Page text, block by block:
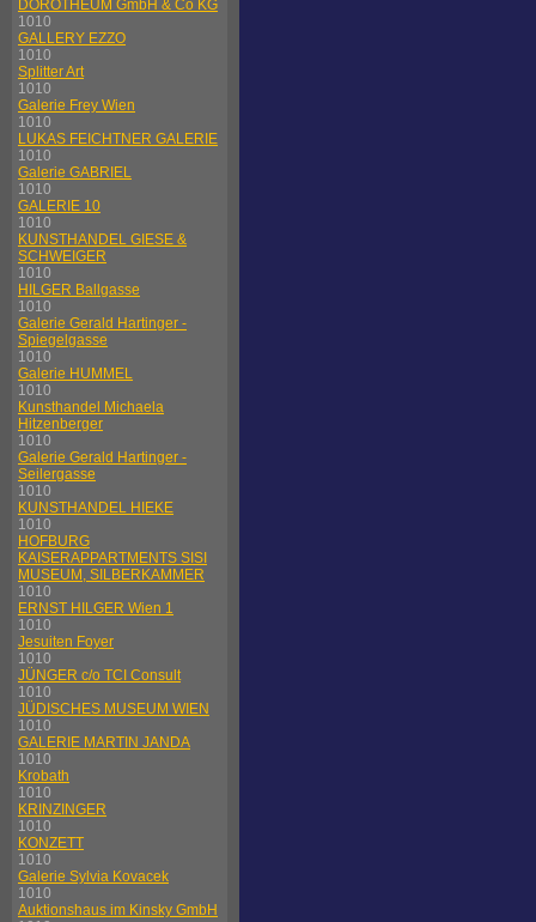
DOROTHEUM GmbH & Co KG
1010
GALLERY EZZO
1010
Splitter Art
1010
Galerie Frey Wien
1010
LUKAS FEICHTNER GALERIE
1010
Galerie GABRIEL
1010
GALERIE 10
1010
KUNSTHANDEL GIESE &
SCHWEIGER
1010
HILGER Ballgasse
1010
Galerie Gerald Hartinger -
Spiegelgasse
1010
Galerie HUMMEL
1010
Kunsthandel Michaela
Hitzenberger
1010
Galerie Gerald Hartinger -
Seilergasse
1010
KUNSTHANDEL HIEKE
1010
HOFBURG
KAISERAPPARTMENTS SISI
MUSEUM, SILBERKAMMER
1010
ERNST HILGER Wien 1
1010
Jesuiten Foyer
1010
JÜNGER c/o TCI Consult
1010
JÜDISCHES MUSEUM WIEN
1010
GALERIE MARTIN JANDA
1010
Krobath
1010
KRINZINGER
1010
KONZETT
1010
Galerie Sylvia Kovacek
1010
Auktionshaus im Kinsky GmbH